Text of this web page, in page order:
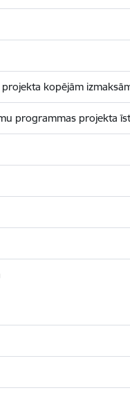
kopējām
programmas projekta